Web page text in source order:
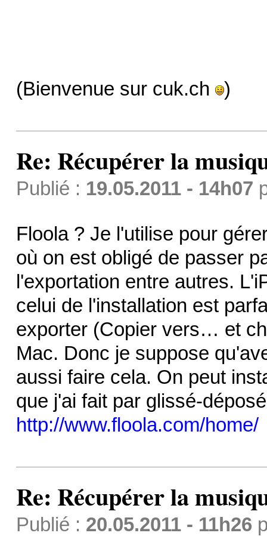
(Bienvenue sur cuk.ch )
Re: Récupérer la
Publié : 19.05.2011 - 14h07
Floola ? Je l'utilise pour
où on est obligé de passer
l'exportation entre autres.
celui de l'installation est
exporter (Copier vers… et
Mac. Donc je suppose
aussi faire cela. On peut
que j'ai fait par glissé-
http://www.floola.com/home/
Re: Récupérer la
Publié : 20.05.2011 - 11h26